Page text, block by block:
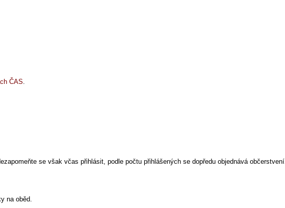
ČAS.
se však včas přihlásit, podle počtu přihlášených se dopředu objednává občerstvení.
na oběd.